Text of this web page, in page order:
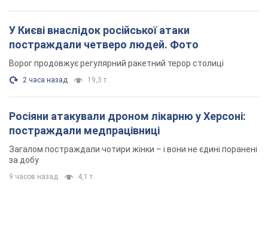
У Києві внаслідок російської атаки
постраждали четверо людей. Фото
Ворог продовжує регулярний ракетний терор столиці
2 часа назад 19,3 т.
Росіяни атакували дроном лікарню у Херсоні:
постраждали медпрацівниці
Загалом постраждали чотири жінки – і вони не єдині поранені
за добу
9 часов назад 4,1 т.